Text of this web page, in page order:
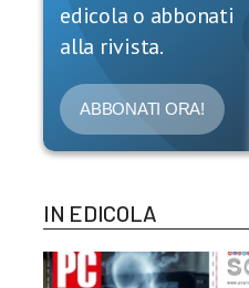
edicola o abbonati
alla rivista.
ABBONATI ORA!
IN EDICOLA